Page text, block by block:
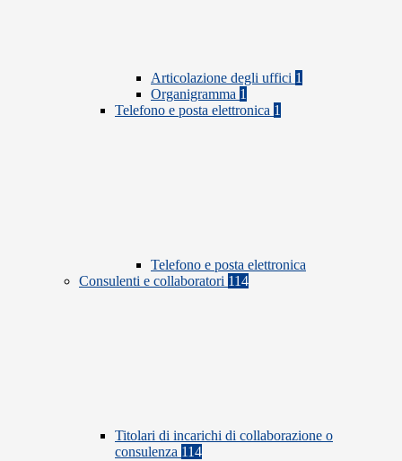
Articolazione degli uffici 1
Organigramma 1
Telefono e posta elettronica 1
Telefono e posta elettronica
Consulenti e collaboratori 114
Titolari di incarichi di collaborazione o
consulenza 114